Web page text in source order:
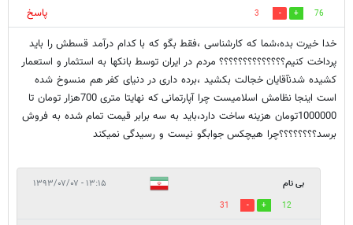
76
3
پاسخ
خدا خیرت بده،شما که کارشناسی ،فقط بگو که با کدام درآمد قسطش را باید
پرداخت کنیم؟؟؟؟؟؟؟؟؟؟؟؟؟؟ مردم در ایران توسط بانکها به استثمار و استعمار
کشیده شدنآقایان خجالت بکشید ،برده داری در دنیای کفر هم منسوخ شده
است اینجا نظامش اسلامیست چرا آپارتمانی که نهایتا متری 700هزار تومان تا
1000000تومان هزینه ساخت دارد،باید به سه برابر قیمت تمام شده به فروش
برسد؟؟؟؟؟؟؟؟چرا هیچکس جوابگو نیست و رسیدگی نمیکند
بی نام ۱۳:۱۵ - ۱۳۹۳/۰۷/۰۷
12
31